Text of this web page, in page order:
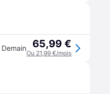
Demain 65,99 €
Ou 21,99 €/mois